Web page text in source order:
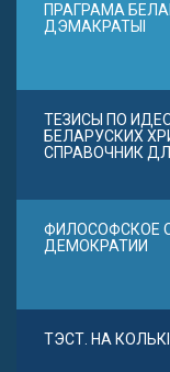
ПРАГРАМА
ДЭМАКРАТЫІ
ТЕЗИСЫ ПО
БЕЛАРУСКИХ
СПРАВОЧНИК
ФИЛОСОФСКОЕ
ДЕМОКРАТИИ
ТЭСТ. НА